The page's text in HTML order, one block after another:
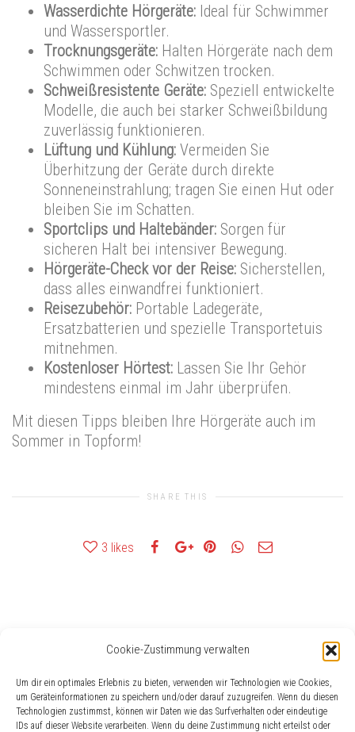
Cookie-Zustimmung verwalten
Um dir ein optimales Erlebnis zu bieten, verwenden wir Technologien wie Cookies,
um Geräteinformationen zu speichern und/oder darauf zuzugreifen. Wenn du diesen
Technologien zustimmst, können wir Daten wie das Surfverhalten oder eindeutige
IDs auf dieser Website verarbeiten. Wenn du deine Zustimmung nicht erteilst oder
Wasserdichte Hörgeräte: Ideal für Schwimmer
und Wassersportler.
Trocknungsgeräte: Halten Hörgeräte nach dem
Schwimmen oder Schwitzen trocken.
Schweißresistente Geräte: Speziell entwickelte
Modelle, die auch bei starker Schweißbildung
zuverlässig funktionieren.
Lüftung und Kühlung: Vermeiden Sie
Überhitzung der Geräte durch direkte
Sonneneinstrahlung; tragen Sie einen Hut oder
bleiben Sie im Schatten.
Sportclips und Haltebänder: Sorgen für
sicheren Halt bei intensiver Bewegung.
Hörgeräte-Check vor der Reise: Sicherstellen,
dass alles einwandfrei funktioniert.
Reisezubehör: Portable Ladegeräte,
Ersatzbatterien und spezielle Transportetuis
mitnehmen.
Kostenloser Hörtest: Lassen Sie Ihr Gehör
mindestens einmal im Jahr überprüfen.
Mit diesen Tipps bleiben Ihre Hörgeräte auch im
Sommer in Topform!
SHARE THIS
3 likes
AC DC Eislingen EUHA Geschenke für Schwerhörige Geschenktipps Berufsleben Gehörschaden
Buchempfehlung Akku check Besser-Hörer
AudioService